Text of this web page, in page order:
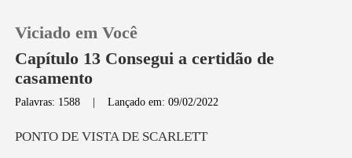
Viciado em Você
Capítulo 13 Consegui a certidão de
casamento
Palavras: 1588 |Lançado em: 09/02/2022
VISTA D